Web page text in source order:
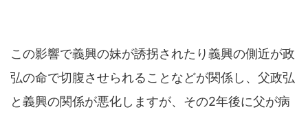
この影響で義興の妹が誘拐されたり義興の側近が政
弘の命で切腹させられることなどが関係し、父政弘
と義興の関係が悪化しますが、その2年後に父が病